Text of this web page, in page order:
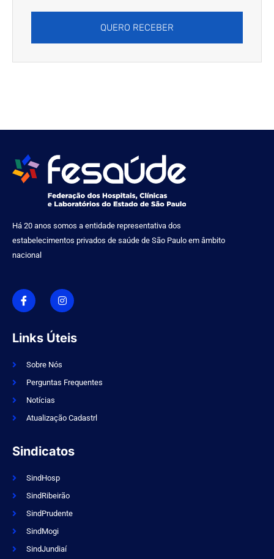
QUERO RECEBER
Há 20 anos somos a entidade representativa dos
estabelecimentos privados de saúde de São Paulo em âmbito
nacional
I
c
o
n
f
a
e
o
o
k
I
n
s
t
g
r
m
Links Úteis
Sobre Nós
Perguntas Frequentes
Notícias
Atualização Cadastrl
Sindicatos
SindHosp
SindRibeirão
SindPrudente
SindMogi
SindJundiaí